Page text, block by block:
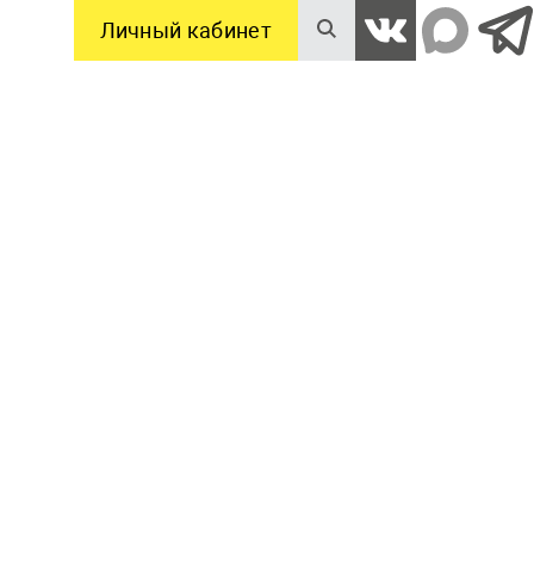
Личный кабинет